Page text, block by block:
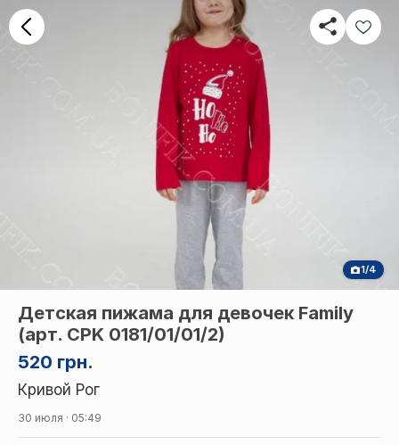
1/4
520 грн.
Детская пижама для девочек Family
(арт. CPK 0181/01/01/2)
Кривой Рог
30 июля · 05:49